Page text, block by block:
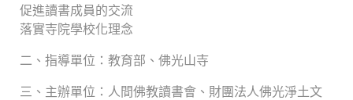
促進讀書成員的交流
落實寺院學校化理念
二、指導單位：教育部、佛光山寺
三、主辦單位：人間佛教讀書會、財團法人佛光淨土文